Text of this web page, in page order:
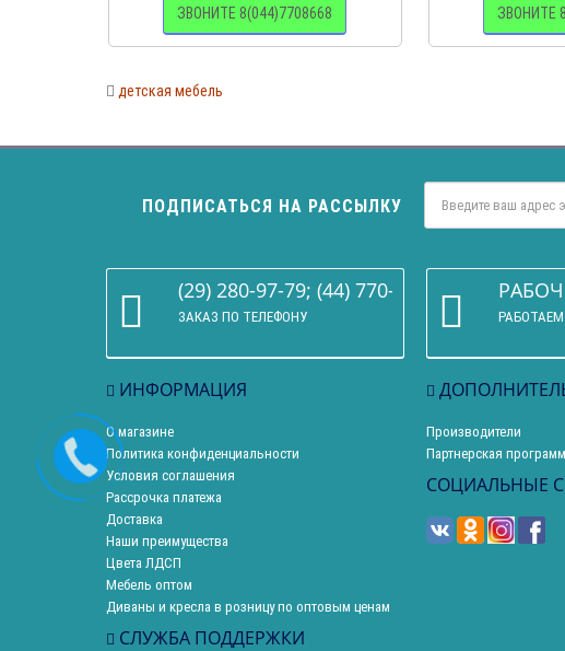
ЗВОНИТЕ 8(044)7708668 ЗВОНИТЕ
детская мебель
ПОДПИСАТЬСЯ НА РАССЫЛКУ
(29) 280-97-79; (44) 770-86-68
ЗАКАЗ ПО ТЕЛЕФОНУ РАБОТАЕМ
ИНФОРМАЦИЯ
О магазине
Политика конфиденциальности
Условия соглашения
Рассрочка платежа
Доставка
Наши преимущества
Цвета ЛДСП
Мебель оптом
Диваны и кресла в розницу по оптовым ценам
СЛУЖБА ПОДДЕРЖКИ
Производители
Партнерская
СОЦИАЛЬНЫЕ